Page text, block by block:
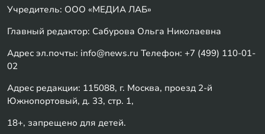
Учредитель: ООО «МЕДИА ЛАБ»
Главный редактор: Сабурова Ольга Николаевна
Адрес эл.почты: info@news.ru Телефон: +7 (499) 110-01-
02
Адрес редакции: 115088, г. Москва, проезд 2-й
Южнопортовый, д. 33, стр. 1,
18+, запрещено для детей.